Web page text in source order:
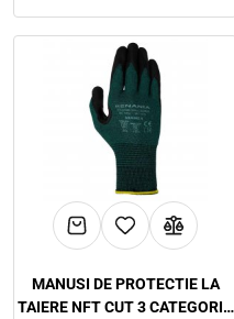
MANUSI DE PROTECTIE LA
TAIERE NFT CUT 3 CATEGORIA